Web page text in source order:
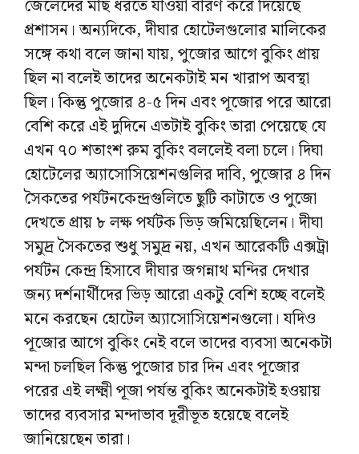
জেলেদের মাছ ধরতে যাওয়া বারণ করে দিয়েছে
প্রশাসন। অন্যদিকে, দীঘার হোটেলগুলোর মালিকের
সঙ্গে কথা বলে জানা যায়, পুজোর আগে বুকিং প্রায়
ছিল না বলেই তাদের অনেকটাই মন খারাপ অবস্থা
ছিল। কিন্তু পুজোর ৪-৫ দিন এবং পূজোর পরে আরো
বেশি করে এই দুদিনে এতটাই বুকিং তারা পেয়েছে যে
এখন ৭০ শতাংশ রুম বুকিং বললেই বলা চলে। দিঘা
হোটেলের অ্যাসোসিয়েশনগুলির দাবি, পুজোর ৪ দিন
সৈকতের পর্যটনকেন্দ্রগুলিতে ছুটি কাটাতে ও পুজো
দেখতে প্রায় ৮ লক্ষ পর্যটক ভিড় জমিয়েছিলেন। দীঘা
সমুদ্র সৈকতের শুধু সমুদ্র নয়, এখন আরেকটি এক্সট্রা
পর্যটন কেন্দ্র হিসাবে দীঘার জগন্নাথ মন্দির দেখার
জন্য দর্শনার্থীদের ভিড় আরো একটু বেশি হচ্ছে বলেই
মনে করছেন হোটেল অ্যাসোসিয়েশনগুলো। যদিও
পূজোর আগে বুকিং নেই বলে তাদের ব্যবসা অনেকটা
মন্দা চলছিল কিন্তু পুজোর চার দিন এবং পূজোর
পরের এই লক্ষ্মী পূজা পর্যন্ত বুকিং অনেকটাই হওয়ায়
তাদের ব্যবসার মন্দাভাব দূরীভূত হয়েছে বলেই
জানিয়েছেন তারা।